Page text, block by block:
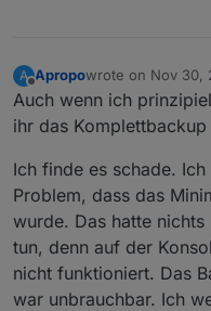
A
Offline
Apropowrote on Nov 30,
last edited by
Auch wenn ich
ihr das
Ich finde es schade.
Problem, dass das
wurde. Das hatte
tun, denn auf der
nicht funktioniert. Das
war unbrauchbar. Ich